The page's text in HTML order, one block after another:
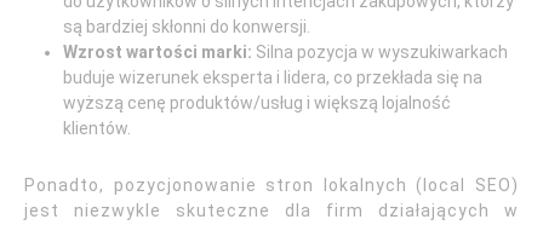
są bardziej skłonni do konwersji.
Wzrost wartości marki: Silna pozycja w wyszukiwarkach
buduje wizerunek eksperta i lidera, co przekłada się na
wyższą cenę produktów/usług i większą lojalność
klientów.
Ponadto, pozycjonowanie stron lokalnych (local SEO)
jest niezwykle skuteczne dla firm działających w